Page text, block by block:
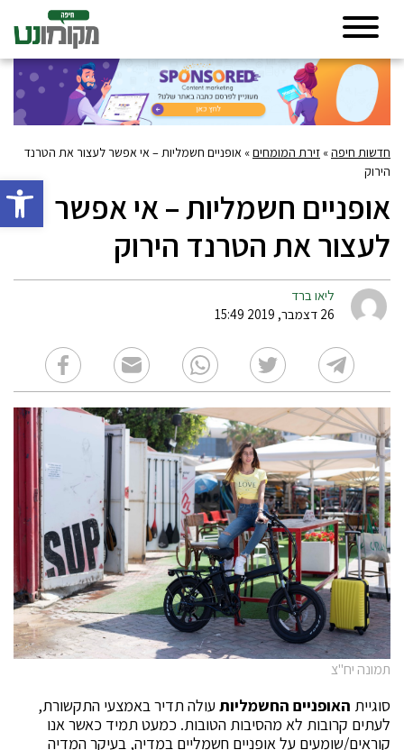
פתח
חדשות חיפה» זירת המומחים» אופניים חשמליות – אי אפשר לעצור את הטרנד
הירוק
אופניים חשמליות – אי אפשר
לעצור את הטרנד הירוק
ליאו ברד
26 דצמבר, 2019 15:49
תמונה יח"צ
סוגיית האופניים החשמליותעולה תדיר באמצעי התקשורת,
לעתים קרובות לא מהסיבות הטובות. כמעט תמיד כאשר אנו
קוראים/שומעים על אופניים חשמליים במדיה, בעיקר המדיה